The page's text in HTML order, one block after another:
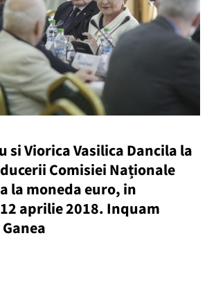
si Viorica Vasilica Dancila la
Comisiei Naționale
la moneda euro, in
aprilie 2018. Inquam